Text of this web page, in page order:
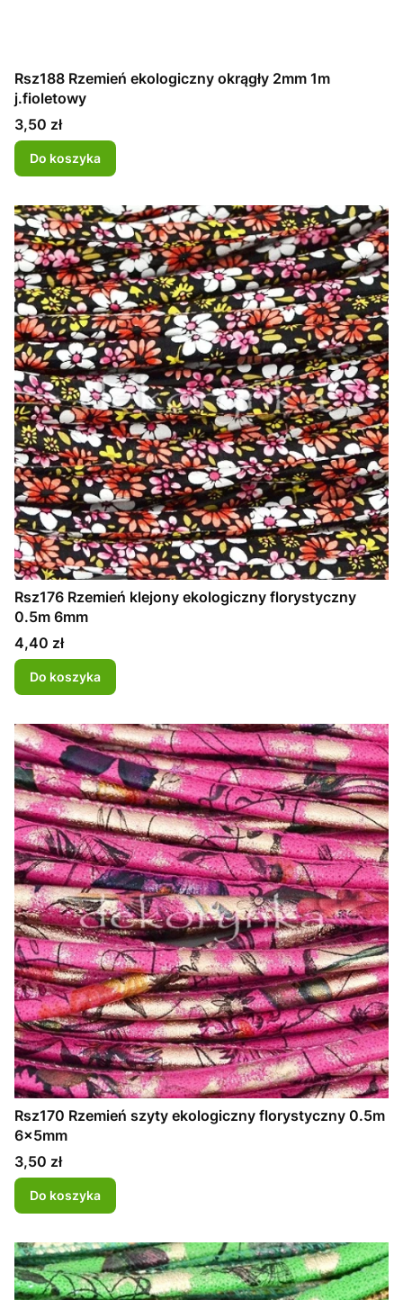
Rsz188 Rzemień ekologiczny okrągły 2mm 1m
j.fioletowy
Cena
3,50 zł
Do koszyka
Rsz176 Rzemień klejony ekologiczny florystyczny
0.5m 6mm
Cena
4,40 zł
Do koszyka
Rsz170 Rzemień szyty ekologiczny florystyczny 0.5m
6x5mm
Cena
3,50 zł
Do koszyka